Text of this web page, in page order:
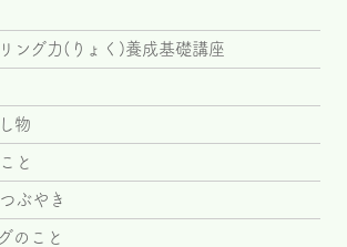
ング力(りょく)養成基礎講座
物
と
ぶやき
のこと